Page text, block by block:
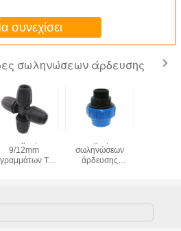
συνεχίσει
σωληνώσεων άρδευσης
9/12mm
γραμμάτων Τ
Συνδετήρες PN 16
σωληνώσεων
άρδευσης
συμπίεσης PP
σωλήνων